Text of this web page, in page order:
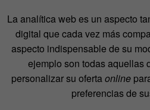
La analítica web es un aspecto
digital que cada vez más
aspecto indispensable de su
ejemplo son todas aquellas
personalizar su ofertaonline
preferencias de